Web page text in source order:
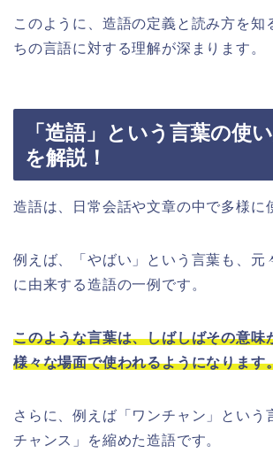
このように、造語の定義と読み方を知
ちの言語に対する理解が深まります。
「造語」という言葉の使
を解説！
造語は、日常会話や文章の中で多様に
例えば、「やばい」という言葉も、元
に由来する造語の一例です。
このような言葉は、しばしばその意味
様々な場面で使われるようになります
さらに、例えば「ワンチャン」という
チャンス」を縮めた造語です。